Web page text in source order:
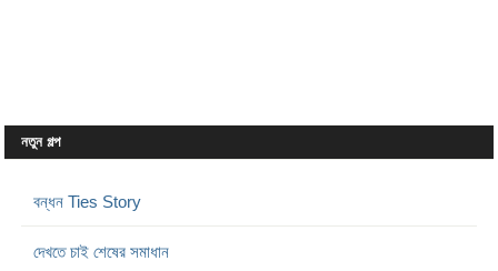
নতুন গল্প
বন্ধন Ties Story
দেখতে চাই শেষের সমাধান